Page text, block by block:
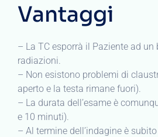
Vantaggi
– La TC esporrà il Paziente ad
radiazioni.
– Non esistono problemi di
aperto e la testa rimane fuori).
– La durata dell’esame è
e 10 minuti).
– Al termine dell’indagine è